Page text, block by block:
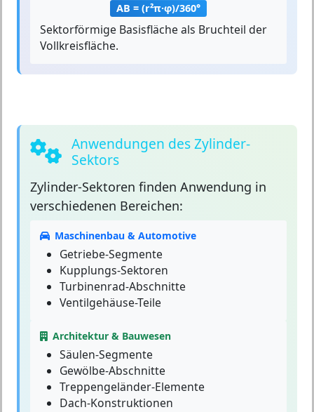
AB = (r²π·φ)/360°
Sektorförmige Basisfläche als Bruchteil der
Vollkreisfläche.
Anwendungen des Zylinder-
Sektors
Zylinder-Sektoren finden Anwendung in
verschiedenen Bereichen:
Maschinenbau & Automotive
Getriebe-Segmente
Kupplungs-Sektoren
Turbinenrad-Abschnitte
Ventilgehäuse-Teile
Architektur & Bauwesen
Säulen-Segmente
Gewölbe-Abschnitte
Treppengeländer-Elemente
Dach-Konstruktionen